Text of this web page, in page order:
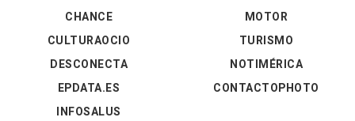
CHANCE
CULTURAOCIO
DESCONECTA
EPDATA.ES
INFOSALUS
MOTOR
TURISMO
NOTIMÉRICA
CONTACTOPHOTO